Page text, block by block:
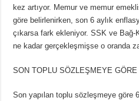
kez artıyor. Memur ve memur
göre belirlenirken, son 6 aylık
çıkarsa fark ekleniyor. SSK ve
ne kadar gerçekleşmişse o oranda
SON TOPLU SÖZLEŞMEYE
Son yapılan toplu sözleşmeye göre